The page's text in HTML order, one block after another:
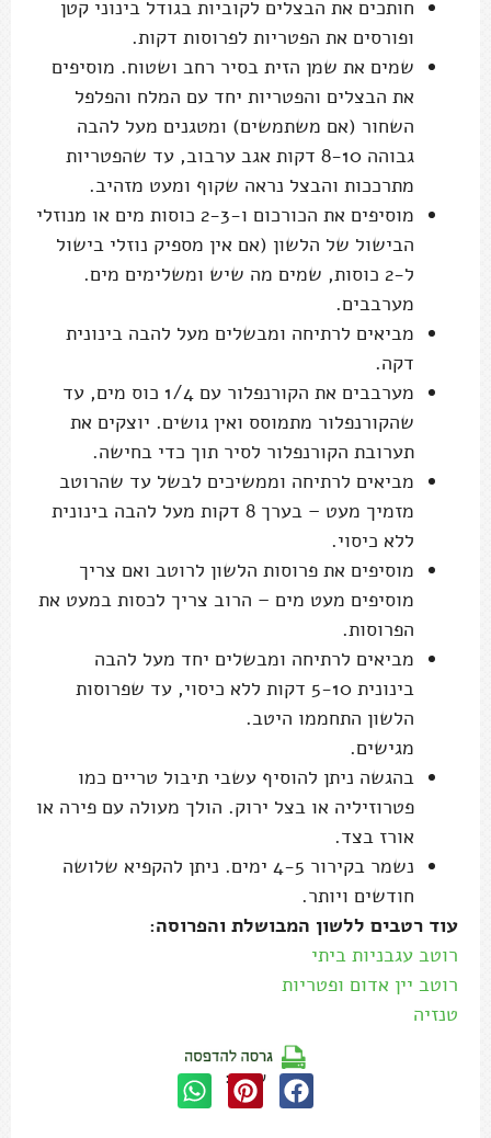
חותכים את הבצלים לקוביות בגודל בינוני קטן
ופורסים את הפטריות לפרוסות דקות.
שמים את שמן הזית בסיר רחב ושטוח. מוסיפים
את הבצלים והפטריות יחד עם המלח והפלפל
השחור (אם משתמשים) ומטגנים מעל להבה
גבוהה 8-10 דקות אגב ערבוב, עד שהפטריות
מתרככות והבצל נראה שקוף ומעט מזהיב.
מוסיפים את הכורכום ו-2-3 כוסות מים או מנוזלי
הבישול של הלשון (אם אין מספיק נוזלי בישול
ל-2 כוסות, שמים מה שיש ומשלימים מים.
מערבבים.
מביאים לרתיחה ומבשלים מעל להבה בינונית
דקה.
מערבבים את הקורנפלור עם 1/4 כוס מים, עד
שהקורנפלור מתמוסס ואין גושים. יוצקים את
תערובת הקורנפלור לסיר תוך כדי בחישה.
מביאים לרתיחה וממשיכים לבשל עד שהרוטב
מזמיך מעט – בערך 8 דקות מעל להבה בינונית
ללא כיסוי.
מוסיפים את פרוסות הלשון לרוטב ואם צריך
מוסיפים מעט מים – הרוב צריך לכסות במעט את
הפרוסות.
מביאים לרתיחה ומבשלים יחד מעל להבה
בינונית 5-10 דקות ללא כיסוי, עד שפרוסות
הלשון התחממו היטב.
מגישים.
בהגשה ניתן להוסיף עשבי תיבול טריים כמו
פטרוזיליה או בצל ירוק. הולך מעולה עם פירה או
אורז בצד.
נשמר בקירור 4-5 ימים. ניתן להקפיא שלושה
חודשים ויותר.
עוד רטבים ללשון המבושלת והפרוסה:
רוטב עגבניות ביתי
רוטב יין אדום ופטריות
טנזיה
שתפו: